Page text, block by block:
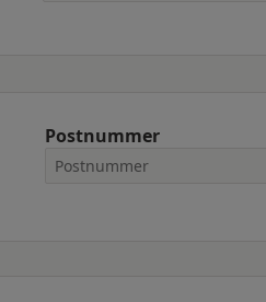
Postnummer